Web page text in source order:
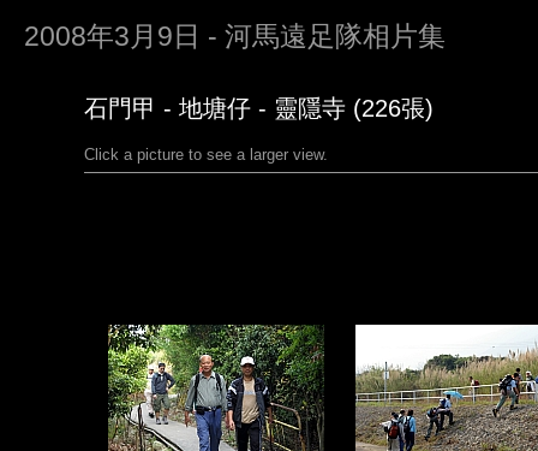
2008年3月9日 - 河馬遠足隊相片集
石門甲 - 地塘仔 - 靈隱寺 (226張)
Click a picture to see a larger view.